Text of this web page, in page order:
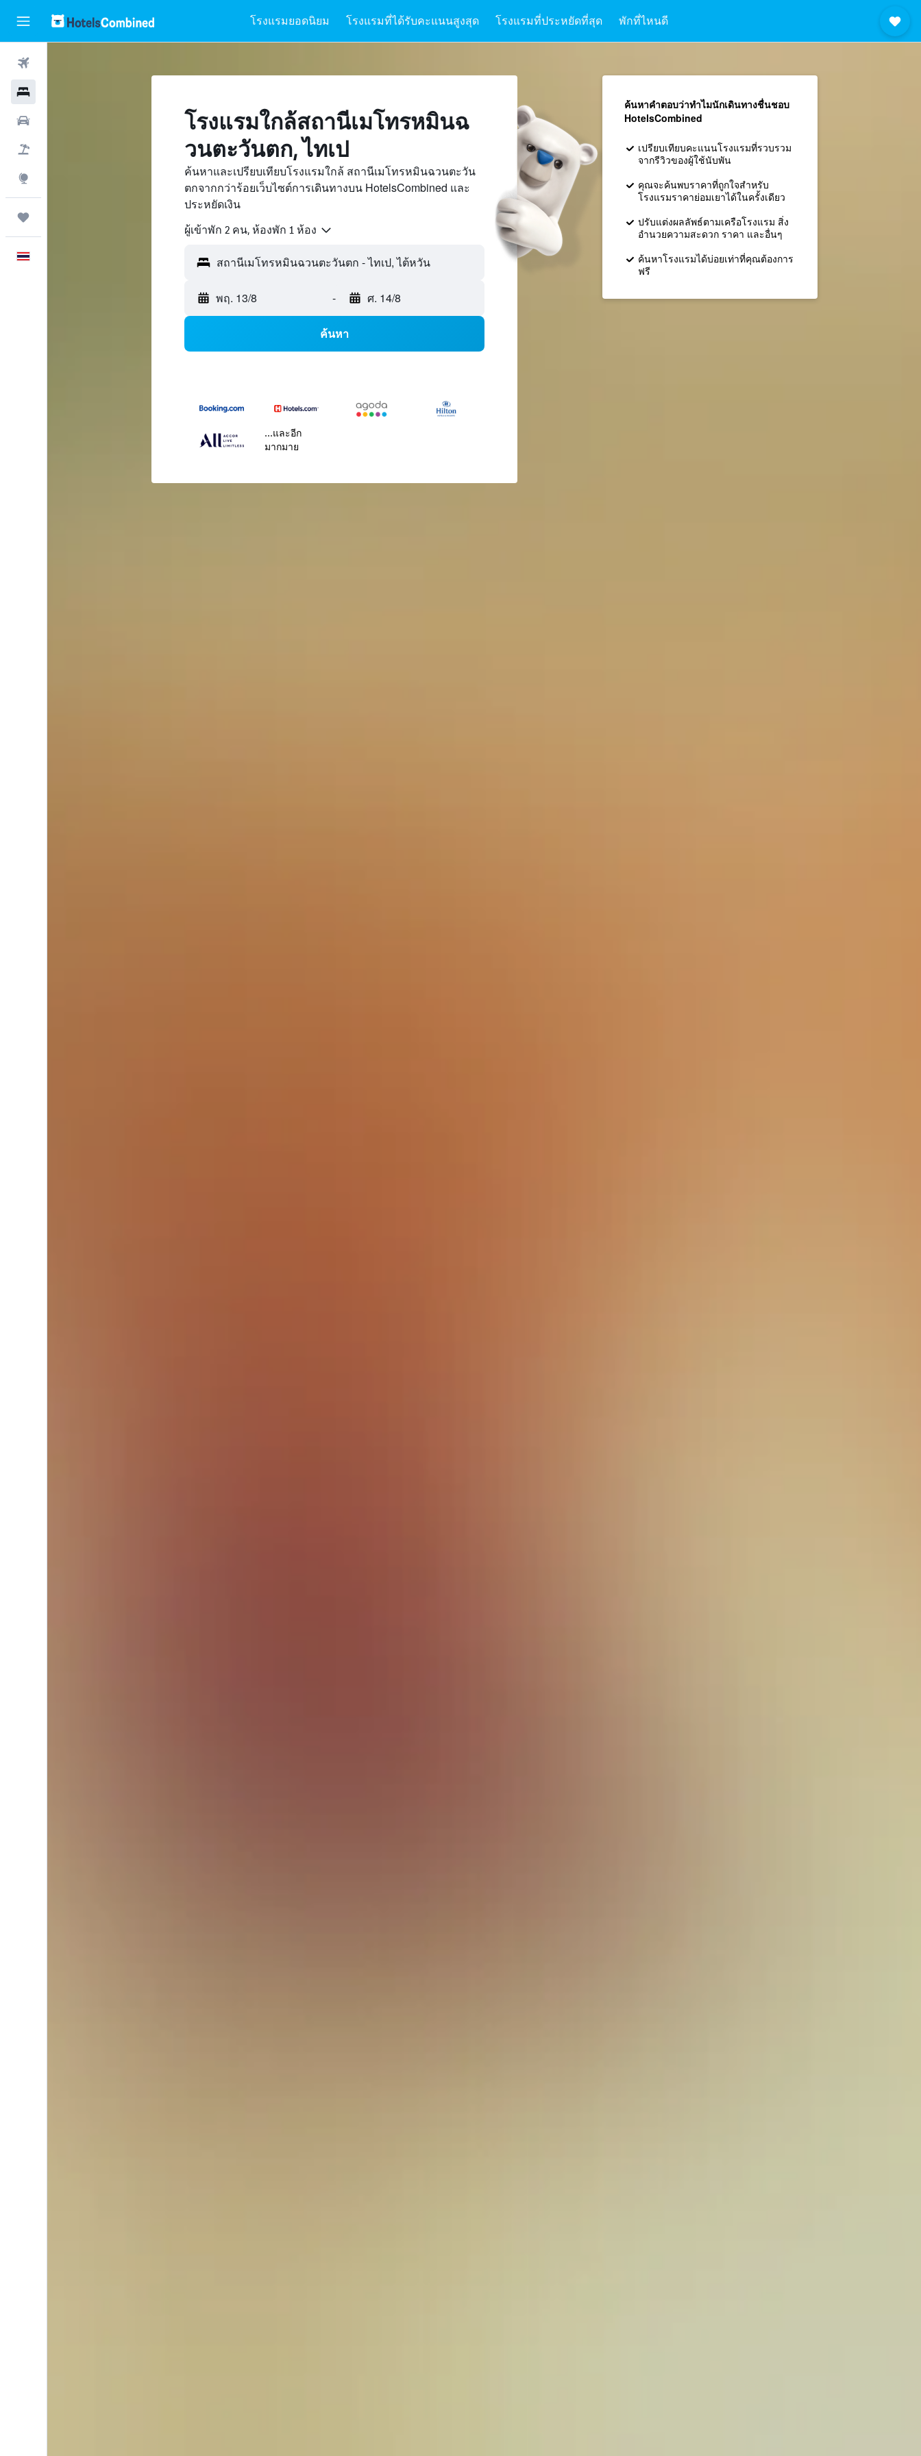
โรงแรมยอดนิยม โรงแรมที่ได้รับคะแนนสูงสุด โรงแรมที่ประหยัดที่สุด พักที่ไหนดี
โรงแรมใกล้สถานีเมโทรหมินฉ
วนตะวันตก, ไทเป
ค้นหาและเปรียบเทียบโรงแรมใกล้ สถานีเมโทรหมินฉวนตะวัน
ตกจากกว่าร้อยเว็บไซต์การเดินทางบน HotelsCombined และ
ประหยัดเงิน
ผู้เข้าพัก 2 คน, ห้องพัก 1 ห้อง
พฤ. 13/8 - ศ. 14/8
ค้นหา
...และอีก
มากมาย
ค้นหาคำตอบว่าทำไมนักเดินทางชื่นชอบ
HotelsCombined
เปรียบเทียบคะแนนโรงแรมที่รวบรวม
จากรีวิวของผู้ใช้นับพัน
คุณจะค้นพบราคาที่ถูกใจสำหรับ
โรงแรมราคาย่อมเยาได้ในครั้งเดียว
ปรับแต่งผลลัพธ์ตามเครือโรงแรม สิ่ง
อำนวยความสะดวก ราคา และอื่นๆ
ค้นหาโรงแรมได้บ่อยเท่าที่คุณต้องการ
ฟรี